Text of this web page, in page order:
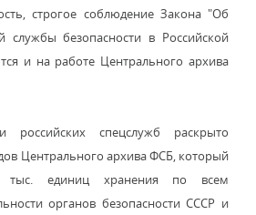
строгое соблюдение Закона "Об
службы безопасности в Российской
и на работе Центрального архива
российских спецслужб раскрыто
Центрального архива ФСБ, который
единиц хранения по всем
органов безопасности СССР и